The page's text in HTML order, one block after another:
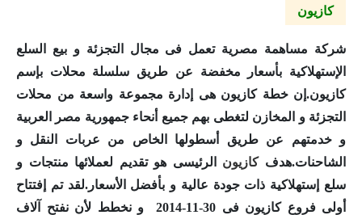
كازيون
شركة مساهمة مصرية تعمل فى مجال التجزئة و بيع السلع
الإستهلاكية بأسعار مخفضة عن طريق سلسلة محلات بإسم
كازيون.إن خطةكازيون هى إدارة مجموعة واسعة من محلات
التجزئة و المخازن لتغطى بهم جميع أنحاء جمهورية مصر العربية
و خدمتهم عن طريق أسطولها الخاص من عربات النقل و
الشاحنات.هدفكازيون الرئيسى هو تقديم لعملائها منتجات و
سلع إستهلاكية ذات جودة عالية و بأفضل الأسعار.لقد تم إفتتاح
أولى فروعكازيون
فى 30-11-2014 و نخطط لأن نفتح آلاف